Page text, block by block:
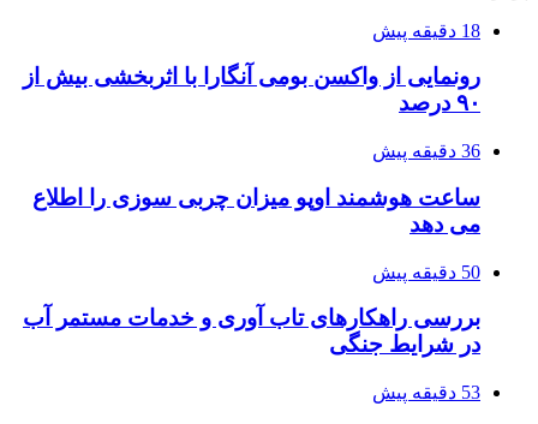
18 دقیقه پیش
رونمایی از واکسن بومی آنگارا با اثربخشی بیش از
۹۰ درصد
36 دقیقه پیش
ساعت هوشمند اوپو میزان چربی سوزی را اطلاع
می دهد
50 دقیقه پیش
بررسی راهکارهای تاب آوری و خدمات مستمر آب
در شرایط جنگی
53 دقیقه پیش